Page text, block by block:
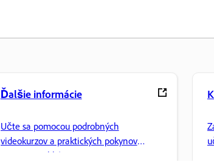
Ďalšie informácie
Učte sa pomocou podrobných
videokurzov a praktických pokynov
priamo v aplikácii.